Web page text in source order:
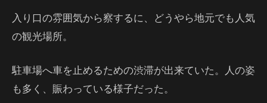
入り口の雰囲気から察するに、どうやら地元でも人気
の観光場所。
駐車場へ車を止めるための渋滞が出来ていた。人の姿
も多く、賑わっている様子だった。